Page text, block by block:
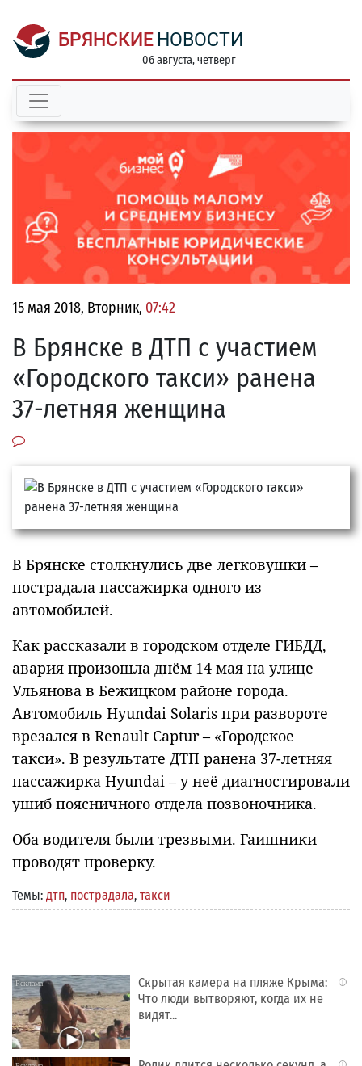
БРЯНСКИЕ НОВОСТИ
06 августа, четверг
15 мая 2018, Вторник, 07:42
В Брянске в ДТП с участием
«Городского такси» ранена
37-летняя женщина
В Брянске столкнулись две легковушки –
пострадала пассажирка одного из
автомобилей.
Как рассказали в городском отделе ГИБДД,
авария произошла днём 14 мая на улице
Ульянова в Бежицком районе города.
Автомобиль Hyundai Solaris при развороте
врезался в Renault Captur – «Городское
такси». В результате ДТП ранена 37-летняя
пассажирка Hyundai – у неё диагностировали
ушиб поясничного отдела позвоночника.
Оба водителя были трезвыми. Гаишники
проводят проверку.
Темы: дтп, пострадала, такси
i
Скрытая камера на пляже Крыма:
Что люди вытворяют, когда их не
видят...